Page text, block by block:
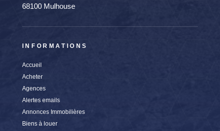
68100 Mulhouse
INFORMATIONS
Accueil
Acheter
Agences
Alertes emails
Annonces Immobilières
Biens à louer